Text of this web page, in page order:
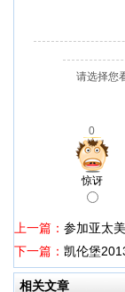
请选择您
0
惊讶
上一篇： 参加亚太
下一篇： 凯伦堡
相关文章